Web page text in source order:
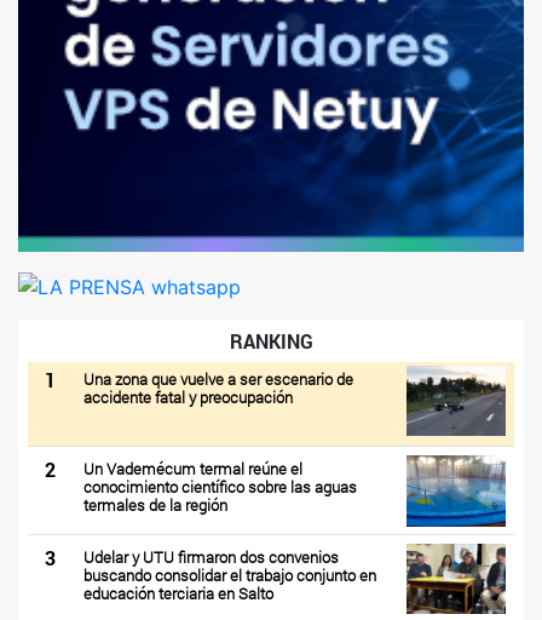
RANKING
1
Una zona que vuelve a ser escenario de
accidente fatal y preocupación
2
Un Vademécum termal reúne el
conocimiento científico sobre las aguas
termales de la región
3
Udelar y UTU firmaron dos convenios
buscando consolidar el trabajo conjunto en
educación terciaria en Salto